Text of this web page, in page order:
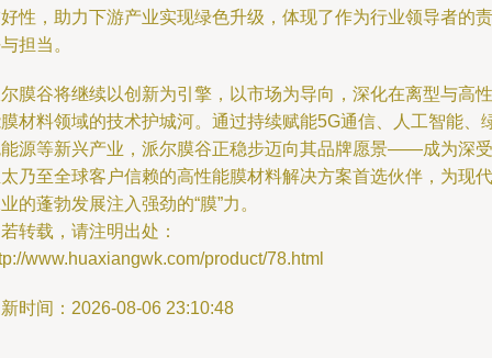
性，助力下游产业实现绿色升级，体现了作为行业领导者的责
担当。
膜谷将继续以创新为引擎，以市场为导向，深化在离型与高性
材料领域的技术护城河。通过持续赋能5G通信、人工智能、
源等新兴产业，派尔膜谷正稳步迈向其品牌愿景——成为深受
乃至全球客户信赖的高性能膜材料解决方案首选伙伴，为现代
的蓬勃发展注入强劲的“膜”力。
转载，请注明出处：
www.huaxiangwk.com/product/78.html
时间：2026-08-06 23:10:48